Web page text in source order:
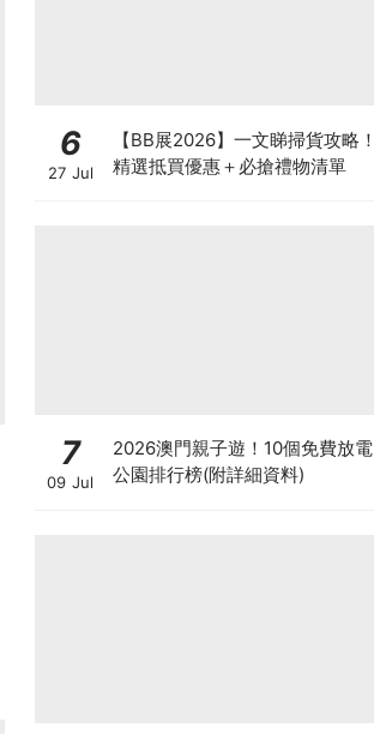
6
27 Jul
【BB展2026】一文睇掃貨攻略！
精選抵買優惠＋必搶禮物清單
7
09 Jul
2026澳門親子遊！10個免費放電
公園排行榜(附詳細資料)